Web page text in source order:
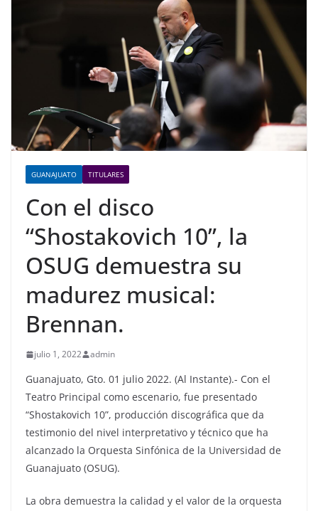
GUANAJUATO TITULARES
Con el disco
“Shostakovich 10”, la
OSUG demuestra su
madurez musical:
Brennan.
julio 1, 2022 admin
Guanajuato, Gto. 01 julio 2022. (Al Instante).- Con el
Teatro Principal como escenario, fue presentado
“Shostakovich 10”, producción discográfica que da
testimonio del nivel interpretativo y técnico que ha
alcanzado la Orquesta Sinfónica de la Universidad de
Guanajuato (OSUG).
La obra demuestra la calidad y el valor de la orquesta